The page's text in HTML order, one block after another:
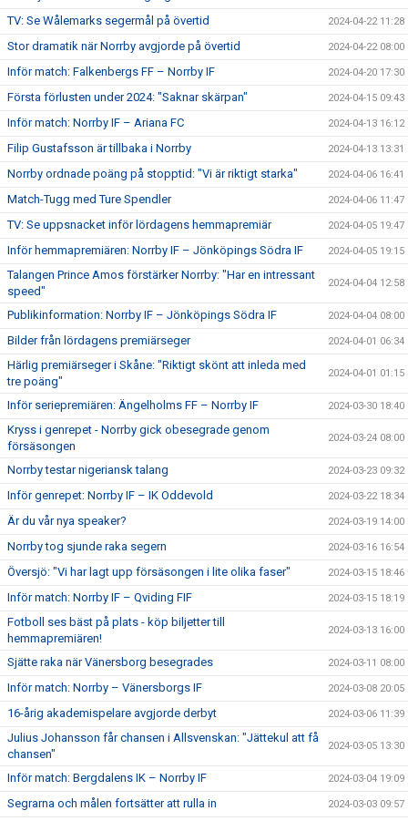
TV: Se Wålemarks segermål på övertid 2024-04-22 11:28
Stor dramatik när Norrby avgjorde på övertid 2024-04-22 08:00
Inför match: Falkenbergs FF – Norrby IF 2024-04-20 17:30
Första förlusten under 2024: "Saknar skärpan" 2024-04-15 09:43
Inför match: Norrby IF – Ariana FC 2024-04-13 16:12
Filip Gustafsson är tillbaka i Norrby 2024-04-13 13:31
Norrby ordnade poäng på stopptid: "Vi är riktigt starka" 2024-04-06 16:41
Match-Tugg med Ture Spendler 2024-04-06 11:47
TV: Se uppsnacket inför lördagens hemmapremiär 2024-04-05 19:47
Inför hemmapremiären: Norrby IF – Jönköpings Södra IF 2024-04-05 19:15
Talangen Prince Amos förstärker Norrby: "Har en intressant
speed"
2024-04-04 12:58
Publikinformation: Norrby IF – Jönköpings Södra IF 2024-04-04 08:00
Bilder från lördagens premiärseger 2024-04-01 06:34
Härlig premiärseger i Skåne: "Riktigt skönt att inleda med
tre poäng"
2024-04-01 01:15
Inför seriepremiären: Ängelholms FF – Norrby IF 2024-03-30 18:40
Kryss i genrepet - Norrby gick obesegrade genom
försäsongen
2024-03-24 08:00
Norrby testar nigeriansk talang 2024-03-23 09:32
Inför genrepet: Norrby IF – IK Oddevold 2024-03-22 18:34
Är du vår nya speaker? 2024-03-19 14:00
Norrby tog sjunde raka segern 2024-03-16 16:54
Översjö: "Vi har lagt upp försäsongen i lite olika faser" 2024-03-15 18:46
Inför match: Norrby IF – Qviding FIF 2024-03-15 18:19
Fotboll ses bäst på plats - köp biljetter till
hemmapremiären!
2024-03-13 16:00
Sjätte raka när Vänersborg besegrades 2024-03-11 08:00
Inför match: Norrby – Vänersborgs IF 2024-03-08 20:05
16-årig akademispelare avgjorde derbyt 2024-03-06 11:39
Julius Johansson får chansen i Allsvenskan: "Jättekul att få
chansen"
2024-03-05 13:30
Inför match: Bergdalens IK – Norrby IF 2024-03-04 19:09
Segrarna och målen fortsätter att rulla in 2024-03-03 09:57